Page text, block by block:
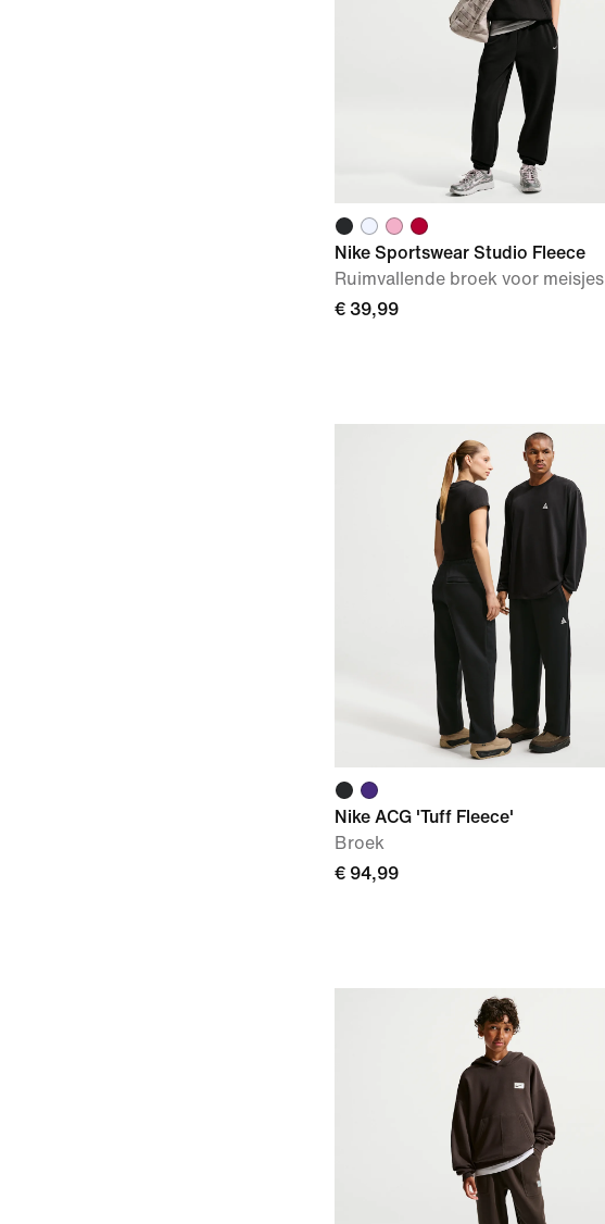
Nike Sportswear Studio Fleece
Ruimvallende broek voor meisjes
€ 39,99
Nike ACG 'Tuff Fleece'
Broek
€ 94,99